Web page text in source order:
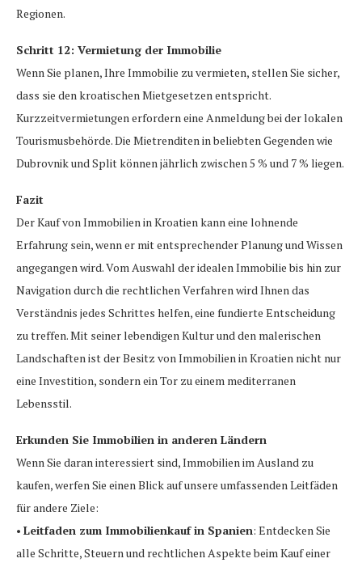
Regionen.
Schritt 12: Vermietung der Immobilie
Wenn Sie planen, Ihre Immobilie zu vermieten, stellen Sie sicher,
dass sie den kroatischen Mietgesetzen entspricht.
Kurzzeitvermietungen erfordern eine Anmeldung bei der lokalen
Tourismusbehörde. Die Mietrenditen in beliebten Gegenden wie
Dubrovnik und Split können jährlich zwischen 5 % und 7 % liegen.
Fazit
Der Kauf von Immobilien in Kroatien kann eine lohnende
Erfahrung sein, wenn er mit entsprechender Planung und Wissen
angegangen wird. Vom Auswahl der idealen Immobilie bis hin zur
Navigation durch die rechtlichen Verfahren wird Ihnen das
Verständnis jedes Schrittes helfen, eine fundierte Entscheidung
zu treffen. Mit seiner lebendigen Kultur und den malerischen
Landschaften ist der Besitz von Immobilien in Kroatien nicht nur
eine Investition, sondern ein Tor zu einem mediterranen
Lebensstil.
Erkunden Sie Immobilien in anderen Ländern
Wenn Sie daran interessiert sind, Immobilien im Ausland zu
kaufen, werfen Sie einen Blick auf unsere umfassenden Leitfäden
für andere Ziele:
• Leitfaden zum Immobilienkauf in Spanien: Entdecken Sie
alle Schritte, Steuern und rechtlichen Aspekte beim Kauf einer